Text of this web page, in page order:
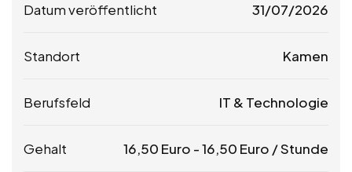
Datum veröffentlicht 31/07/2026
Standort Kamen
Berufsfeld IT & Technologie
Gehalt 16,50 Euro -16,50 Euro / Stunde